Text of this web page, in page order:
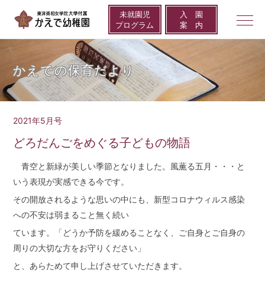
未就園児
プログラム
⼊ 園
案 内
かえでの保育だより
2021年5月号
どろだんごをめぐる子どもの物語
青空と新緑が美しい季節となりました。風薫る五月・・・と
いう表現が実感できる今です。
その開放されるような思いの中にも、新型コロナウィルス感染
への不安は弱まること無く続い
ています。「どうか予防を緩めることなく、ご自身とご自身の
周りの大切な方をお守りください」
と、あらためて申し上げさせていただきます。